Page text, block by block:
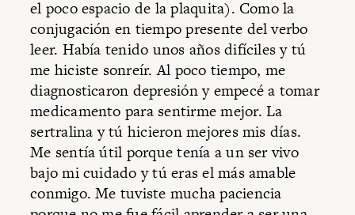
el poco espacio de la plaquita). Como la
conjugación en tiempo presente del verbo
leer. Había tenido unos años difíciles y tú
me hiciste sonreír. Al poco tiempo, me
diagnosticaron depresión y empecé a tomar
medicamento para sentirme mejor. La
sertralina y tú hicieron mejores mis días.
Me sentía útil porque tenía a un ser vivo
bajo mi cuidado y tú eras el más amable
conmigo. Me tuviste mucha paciencia